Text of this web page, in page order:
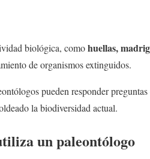
biológica, comohuellas,
de organismos extinguidos.
pueden responder
la biodiversidad actual.
un paleontólogo